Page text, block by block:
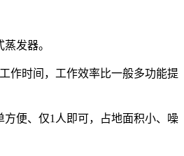
发器。
作时间，工作效率比一般多功能提
便、仅1人即可，占地面积小、噪